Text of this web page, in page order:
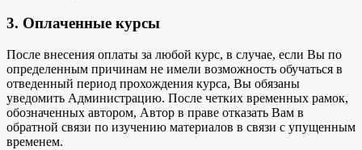
3. Оплаченные курсы
После внесения оплаты за любой курс, в случае, если Вы по
определенным причинам не имели возможность обучаться в
отведенный период прохождения курса, Вы обязаны
уведомить Администрацию. После четких временных рамок,
обозначенных автором, Автор в праве отказать Вам в
обратной связи по изучению материалов в связи с упущенным
временем.